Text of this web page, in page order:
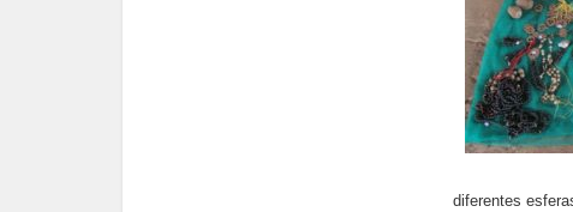
diferentes